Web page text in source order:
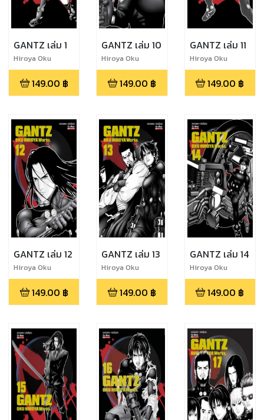
GANTZ เล่ม 1
Hiroya Oku
149.00 ฿
GANTZ เล่ม 10
Hiroya Oku
149.00 ฿
GANTZ เล่ม 11
Hiroya Oku
149.00 ฿
GANTZ เล่ม 12
Hiroya Oku
149.00 ฿
GANTZ เล่ม 13
Hiroya Oku
149.00 ฿
GANTZ เล่ม 14
Hiroya Oku
149.00 ฿